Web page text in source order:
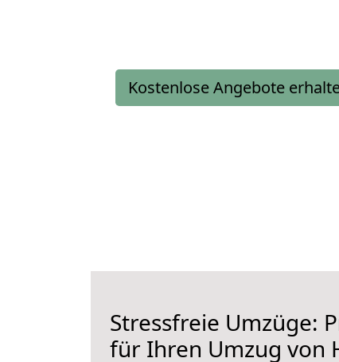
Kostenlose Angebote
Stressfreie Umzüge:
für Ihren Umzug von